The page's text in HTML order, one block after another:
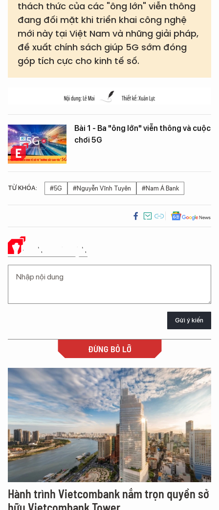
thách thức của các "ông lớn" viễn thông
đang đối mặt khi triển khai công nghệ
mới này tại Việt Nam và những giải pháp,
đề xuất chính sách giúp 5G sớm đóng
góp tích cực cho kinh tế số.
Bài 1 - Ba "ông lớn" viễn thông và cuộc
chơi 5G
TỪ KHÓA: #5G #Nguyễn Vĩnh Tuyên #Nam Á Bank
Ý KIẾN CỦA BẠN
Gửi ý kiến
ĐỪNG BỎ LỠ
Hành trình Vietcombank nắm trọn quyền sở
hữu Vietcombank Tower